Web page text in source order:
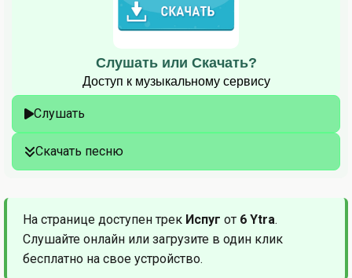
Слушать или Скачать?
Доступ к музыкальному сервису
Слушать
Скачать песню
На странице доступен трек Испуг от 6 Ytra.
Слушайте онлайн или загрузите в один клик
бесплатно на свое устройство.